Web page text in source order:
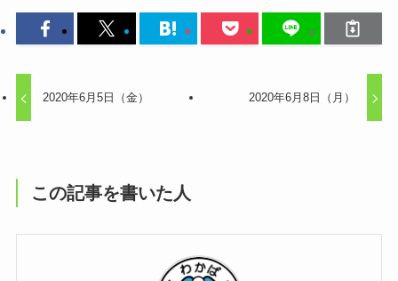
2020年6月5日（金） 2020年6月8日（月）
この記事を書いた人